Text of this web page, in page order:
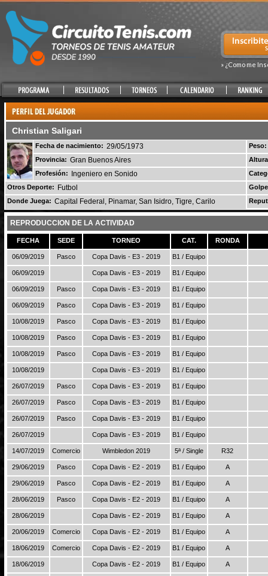
» ¿Como me
Christian Saligari
Fecha de nacimiento: 29/05/1973
Peso:
Provincia: Gran Buenos Aires
Profesión:
Ingeniero en Sonido
Otros Deporte:
Futbol
Donde Juega: Capital Federal, Pinamar, San Isidro, Tigre, Carilo
REPRODUCCION DE LA ACTIVIDAD
FECHA SEDE TORNEO CAT. RONDA
06/09/2019 Pasco Copa Davis - E3 - 2019 B1 / Equipo
06/09/2019 Copa Davis - E3 - 2019 B1 / Equipo
06/09/2019 Pasco Copa Davis - E3 - 2019 B1 / Equipo
06/09/2019 Pasco Copa Davis - E3 - 2019 B1 / Equipo
10/08/2019 Pasco Copa Davis - E3 - 2019 B1 / Equipo
10/08/2019 Pasco Copa Davis - E3 - 2019 B1 / Equipo
10/08/2019 Pasco Copa Davis - E3 - 2019 B1 / Equipo
10/08/2019 Copa Davis - E3 - 2019 B1 / Equipo
26/07/2019 Pasco Copa Davis - E3 - 2019 B1 / Equipo
26/07/2019 Pasco Copa Davis - E3 - 2019 B1 / Equipo
26/07/2019 Pasco Copa Davis - E3 - 2019 B1 / Equipo
26/07/2019 Copa Davis - E3 - 2019 B1 / Equipo
14/07/2019 Comercio Wimbledon 2019 5ª / Single R32
29/06/2019 Pasco Copa Davis - E2 - 2019 B1 / Equipo A
29/06/2019 Pasco Copa Davis - E2 - 2019 B1 / Equipo A
28/06/2019 Pasco Copa Davis - E2 - 2019 B1 / Equipo A
28/06/2019 Copa Davis - E2 - 2019 B1 / Equipo A
20/06/2019 Comercio Copa Davis - E2 - 2019 B1 / Equipo A
18/06/2019 Comercio Copa Davis - E2 - 2019 B1 / Equipo A
18/06/2019 Copa Davis - E2 - 2019 B1 / Equipo A